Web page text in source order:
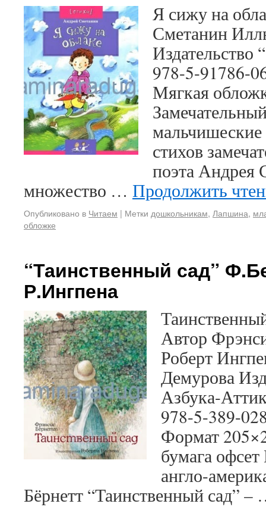
Я сижу на
Сметанин
Издательство
978-5-91786-
Мягкая
стихов
поэта Андрея
множество … Продолжить
Опубликовано в Читаем | Метки дошкольникам, Лапшина,
обложке
“Таинственный сад”
Р.Ингпена
Автор
Роберт
Демурова
Азбука-
978-5-389-
Формат
бумага
англо-
Бёрнетт “Таинственный сад”